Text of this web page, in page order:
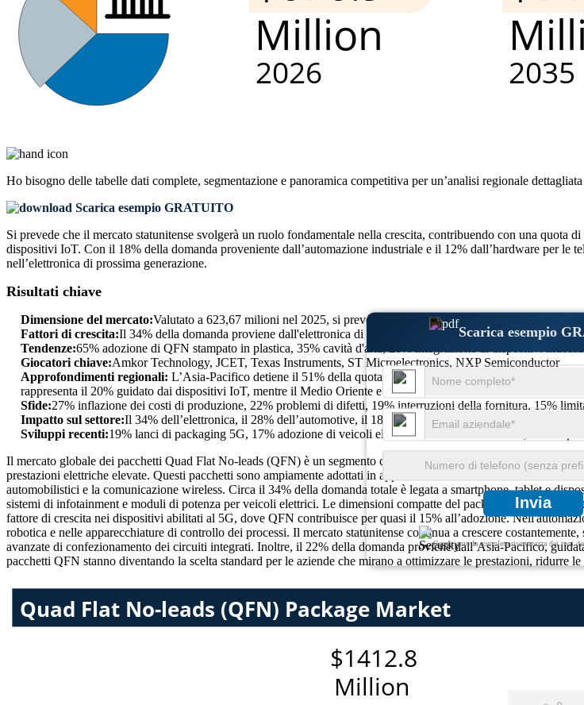
Scarica esempio
Invia
Garantiamo la completa riservatezza dei tuoi
Ho bisogno delle tabelle dati complete, segmentazione e panoramica competitiva per un’analisi regionale
Scarica esempio GRATUITO
Si prevede che il mercato statunitense svolgerà un ruolo fondamentale nella crescita, contribuendo con una
dispositivi IoT. Con il 18% della domanda proveniente dall’automazione industriale e il 12% dall’hardware per le
nell’elettronica di prossima generazione.
Risultati chiave
Dimensione del mercato:Valutato a 623,67 milioni nel 2025, si prevede che raggiungerà 1.412,8 milioni entro
Fattori di crescita:Il 34% della domanda proviene dall'elettronica di consumo, il 28% dall'automotive, il 18%
Tendenze:65% adozione di QFN stampato in plastica, 35% cavità d'aria, 20% integrazione di dispositivi
Giocatori chiave:Amkor Technology, JCET, Texas Instruments, ST Microelectronics, NXP Semiconductor
Approfondimenti regionali: L’Asia-Pacifico detiene il 51% della quota trainata dall’elettronica di consumo e
rappresenta il 20% guidato dai dispositivi IoT, mentre il Medio Oriente e l’Africa contribuiscono con il 7%
Sfide:27% inflazione dei costi di produzione, 22% problemi di difetti, 19% interruzioni della fornitura, 15%
Impatto sul settore:Il 34% dell’elettronica, il 28% dell’automotive, il 18% dell’automazione industriale, il
Sviluppi recenti:19% lanci di packaging 5G, 17% adozione di veicoli elettrici, 16% innovazioni IoT, 14%
Il mercato globale dei pacchetti Quad Flat No-leads (QFN) è un segmento chiave nel packaging dei
prestazioni elettriche elevate. Questi pacchetti sono ampiamente adottati in applicazioni che richiedono bassa
automobilistici e la comunicazione wireless. Circa il 34% della domanda totale è legata a smartphone, tablet e
sistemi di infotainment e moduli di potenza per veicoli elettrici. Le dimensioni compatte del packaging QFN
fattore di crescita nei dispositivi abilitati al 5G, dove QFN contribuisce per quasi il 15% all’adozione.
robotica e nelle apparecchiature di controllo dei processi. Il mercato statunitense continua a crescere
avanzate di confezionamento dei circuiti integrati. Inoltre, il 22% della domanda proviene dall’Asia-Pacifico,
pacchetti QFN stanno diventando la scelta standard per le aziende che mirano a ottimizzare le prestazioni, ridurre